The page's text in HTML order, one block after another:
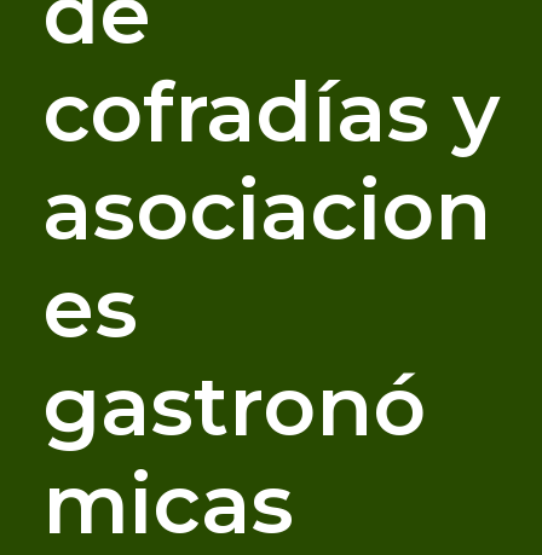
cofradías y
asociacion
es
gastronó
micas